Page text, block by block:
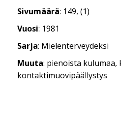
Sivumäärä: 149, (1)
Vuosi: 1981
Sarja: Mielenterveydeksi
Muuta: pienoista
kontaktimuovipäällystys